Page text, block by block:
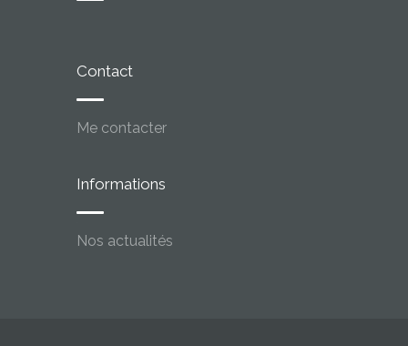
Contact
Me contacter
Informations
Nos actualités